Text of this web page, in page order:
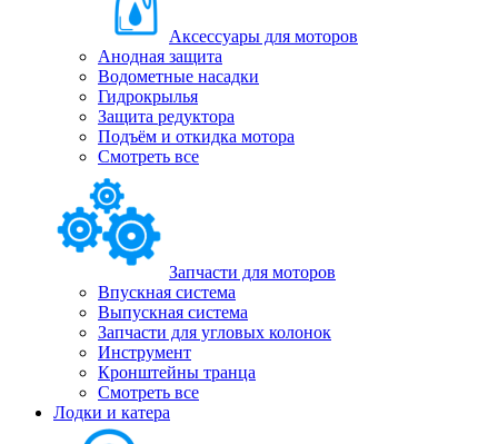
Аксессуары для моторов
Анодная защита
Водометные насадки
Гидрокрылья
Защита редуктора
Подъём и откидка мотора
Смотреть все
Запчасти для моторов
Впускная система
Выпускная система
Запчасти для угловых колонок
Инструмент
Кронштейны транца
Смотреть все
Лодки и катера